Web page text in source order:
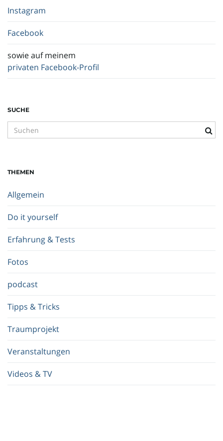
Instagram
Facebook
sowie auf meinem
privaten Facebook-Profil
SUCHE
u
b
g
i
f
.
.
.
THEMEN
Allgemein
Do it yourself
Erfahrung & Tests
Fotos
podcast
Tipps & Tricks
Traumprojekt
Veranstaltungen
Videos & TV